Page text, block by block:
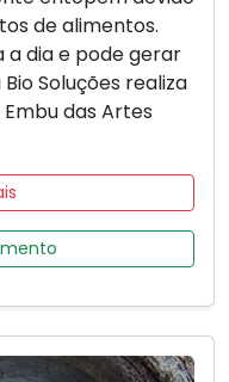
de alimentos.
a dia e pode gerar
Soluções realiza
das Artes